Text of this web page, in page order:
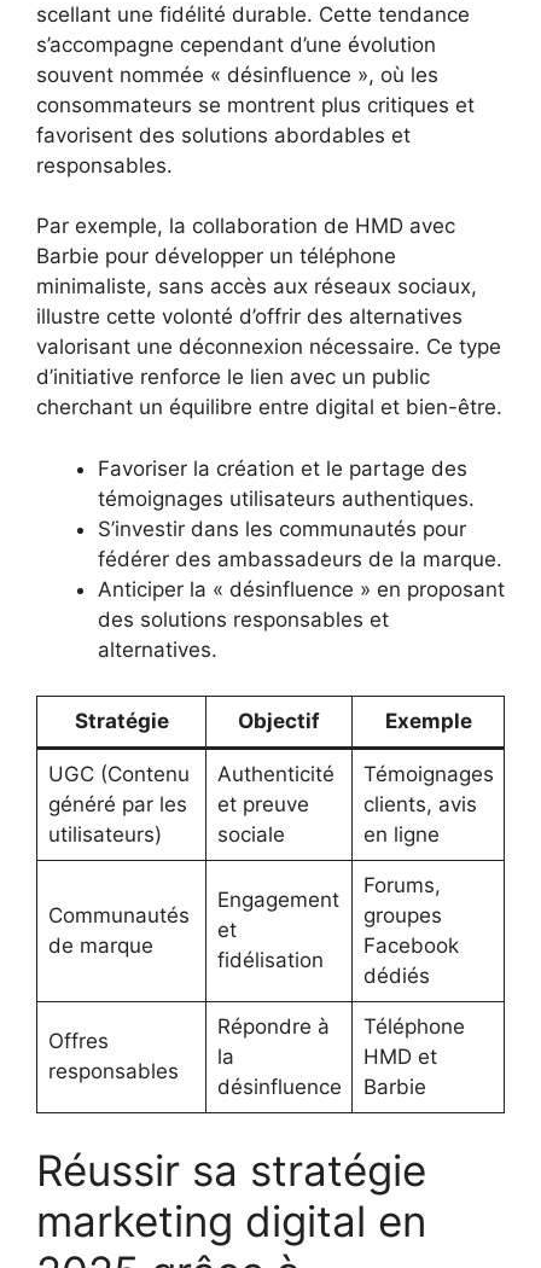
scellant une fidélité durable. Cette tendance
s’accompagne cependant d’une évolution
souvent nommée « désinfluence », où les
consommateurs se montrent plus critiques et
favorisent des solutions abordables et
responsables.
Par exemple, la collaboration de HMD avec
Barbie pour développer un téléphone
minimaliste, sans accès aux réseaux sociaux,
illustre cette volonté d’offrir des alternatives
valorisant une déconnexion nécessaire. Ce type
d’initiative renforce le lien avec un public
cherchant un équilibre entre digital et bien-être.
Favoriser la création et le partage des
témoignages utilisateurs authentiques.
S’investir dans les communautés pour
fédérer des ambassadeurs de la marque.
Anticiper la « désinfluence » en proposant
des solutions responsables et
alternatives.
Stratégie Objectif Exemple
UGC (Contenu
généré par les
utilisateurs)
Authenticité
et preuve
sociale
Témoignages
clients, avis
en ligne
Communautés
de marque
Engagement
et
fidélisation
Forums,
groupes
Facebook
dédiés
Offres
responsables
Répondre à
la
désinfluence
Téléphone
HMD et
Barbie
Réussir sa stratégie
marketing digital en